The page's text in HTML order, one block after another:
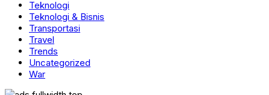
Teknologi
Teknologi & Bisnis
Transportasi
Travel
Trends
Uncategorized
War